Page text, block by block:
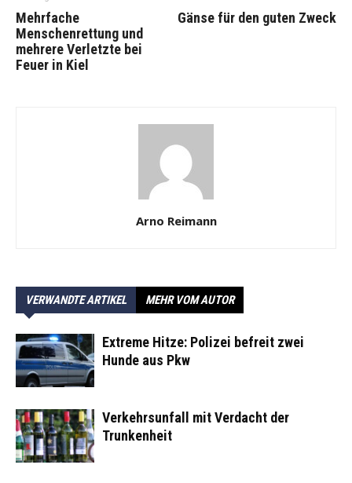
Mehrfache
Menschenrettung und
mehrere Verletzte bei
Feuer in Kiel
Gänse für den guten Zweck
Arno Reimann
VERWANDTE ARTIKEL MEHR VOM AUTOR
Extreme Hitze: Polizei befreit zwei
Hunde aus Pkw
Verkehrsunfall mit Verdacht der
Trunkenheit